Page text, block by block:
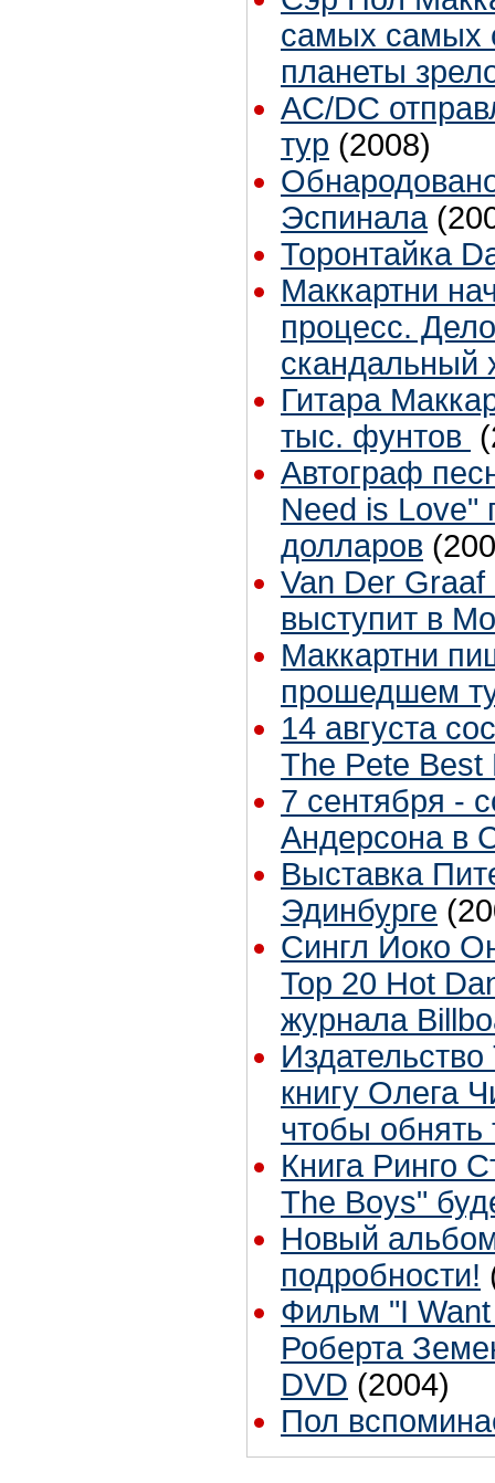
самых самых
планеты
AC/DC
тур (2008)
Эспинала
Торонтайка
Маккартни
процесс.
скандальный
Гитара
тыс. фунтов
Автограф
Need is Love"
долларов
Van Der
выступит в
Маккартни
прошедшем
14 августа
The Pete
7 сентября -
Андерсона в
Выставка
Эдинбурге
Сингл Йоко
Top 20 Hot
журнала
книгу Олега
чтобы обнять
Книга Ринго
The Boys"
Новый
подробности!
Фильм "I Want
Роберта
DVD (2004)
Пол